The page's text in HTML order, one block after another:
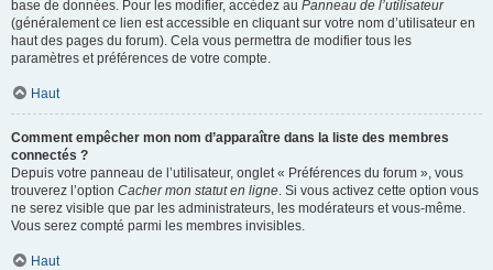
base de données. Pour les modifier, accédez au Panneau de l’utilisateur
(généralement ce lien est accessible en cliquant sur votre nom d’utilisateur en
haut des pages du forum). Cela vous permettra de modifier tous les
paramètres et préférences de votre compte.
Haut
Comment empêcher mon nom d’apparaître dans la liste des membres
connectés ?
Depuis votre panneau de l’utilisateur, onglet « Préférences du forum », vous
trouverez l’option Cacher mon statut en ligne. Si vous activez cette option vous
ne serez visible que par les administrateurs, les modérateurs et vous-même.
Vous serez compté parmi les membres invisibles.
Haut